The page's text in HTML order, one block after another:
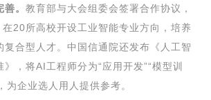
。 教育部与大会组委会签署合作协议，
在20所高校开设工业智能专业方向，培养
复合型人才。中国信通院还发布《人工智
，将AI工程师分为“应用开发”“模型训
为企业选人用人提供参考。